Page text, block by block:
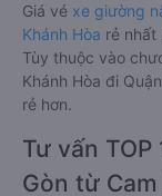
Giá vé xe giường
Khánh Hòa rẻ nhất
Tùy thuộc vào
Khánh Hòa đi
rẻ hơn.
Tư vấn
Gòn từ